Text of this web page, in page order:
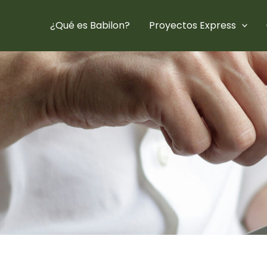
¿Qué es Babilon? Proyectos Express